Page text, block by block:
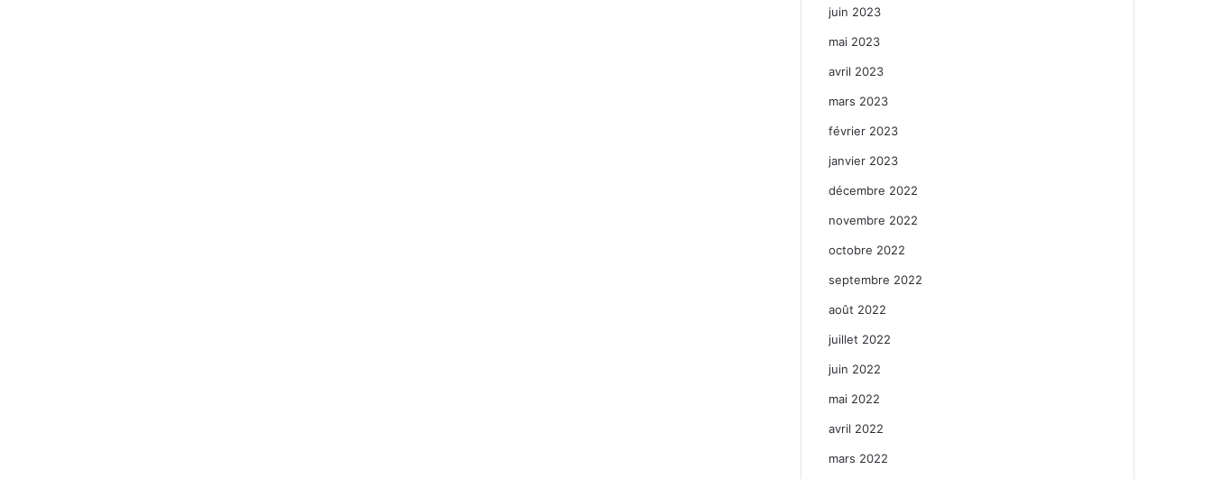
juin 2023
mai 2023
avril 2023
mars 2023
février 2023
janvier 2023
décembre 2022
novembre 2022
octobre 2022
septembre 2022
août 2022
juillet 2022
juin 2022
mai 2022
avril 2022
mars 2022